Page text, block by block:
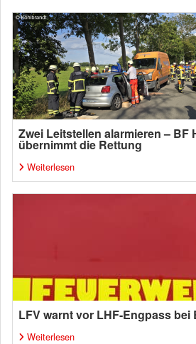
Zwei Leitstellen alarmieren – BF
übernimmt die Rettung
Weiterlesen
LFV warnt vor LHF-Engpass bei
Weiterlesen